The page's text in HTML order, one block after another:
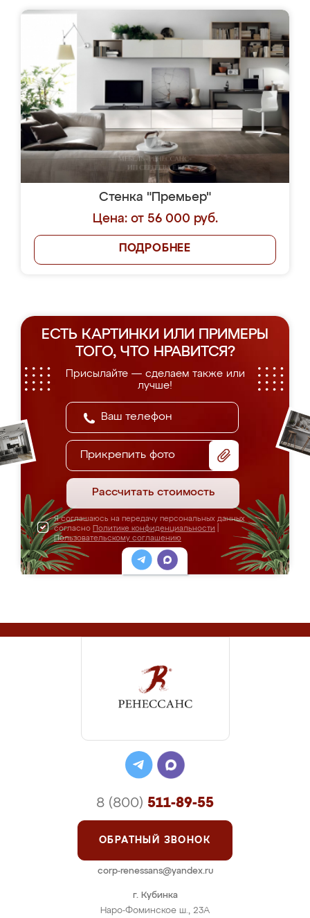
Стенка "Премьер"
Цена: от 56 000 руб.
ПОДРОБНЕЕ
ЕСТЬ КАРТИНКИ ИЛИ ПРИМЕРЫ
ТОГО, ЧТО НРАВИТСЯ?
Присылайте — сделаем также или
лучше!
Прикрепить фото
Рассчитать стоимость
Я соглашаюсь на передачу персональных данных
согласно Политике конфиденциальности
Пользовательскому соглашению
г. Кубинка
Наро-Фоминское ш., 23А
8 (800) 511-89-55
ОБРАТНЫЙ ЗВОНОК
corp-renessans@yandex.ru